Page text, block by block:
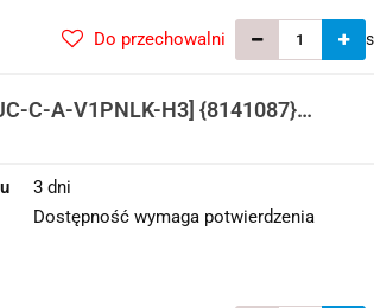
Do przechowalni
C-A-V1PNLK-H3] {8141087}
3 dni
Dostępność wymaga potwierdzenia